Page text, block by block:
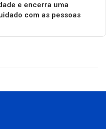
e encerra uma
com as pessoas